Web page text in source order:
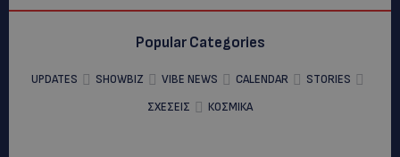
Popular Categories
UPDATES SHOWBIZ VIBE NEWS CALENDAR
STORIES
ΣΧΕΣΕΙΣ
ΚΟΣΜΙΚΑ